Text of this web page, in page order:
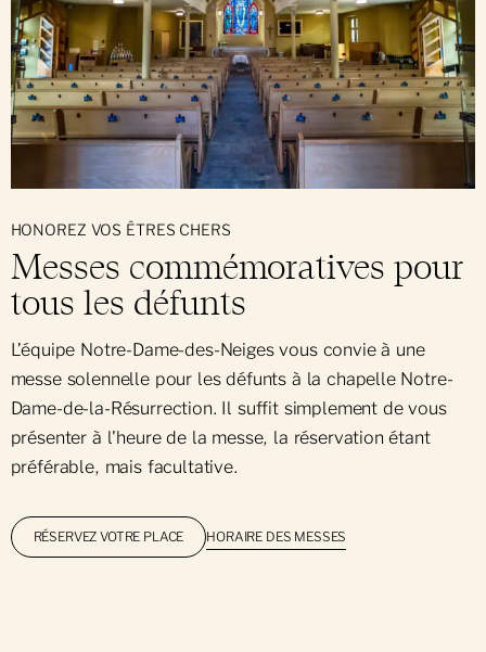
HONOREZ VOS ÊTRES CHERS
Messes commémoratives pour
tous les défunts
L’équipe Notre-Dame-des-Neiges vous convie à une
messe solennelle pour les défunts à la chapelle Notre-
Dame-de-la-Résurrection. Il suffit simplement de vous
présenter à l'heure de la messe, la réservation étant
préférable, mais facultative.
RÉSERVEZ VOTRE PLACE HORAIRE DES MESSES